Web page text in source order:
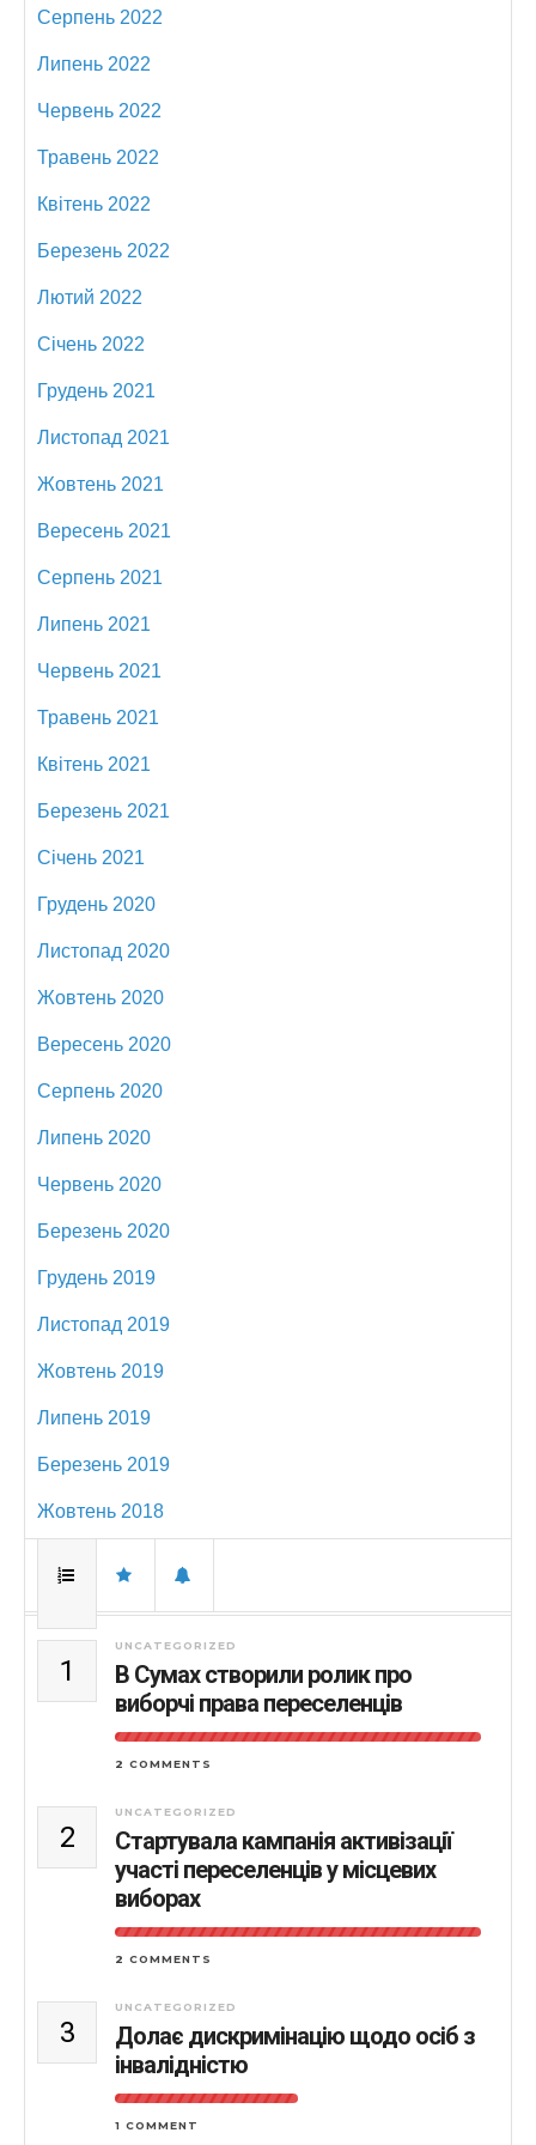
Серпень 2022
Липень 2022
Червень 2022
Травень 2022
Квітень 2022
Березень 2022
Лютий 2022
Січень 2022
Грудень 2021
Листопад 2021
Жовтень 2021
Вересень 2021
Серпень 2021
Липень 2021
Червень 2021
Травень 2021
Квітень 2021
Березень 2021
Січень 2021
Грудень 2020
Листопад 2020
Жовтень 2020
Вересень 2020
Серпень 2020
Липень 2020
Червень 2020
Березень 2020
Грудень 2019
Листопад 2019
Жовтень 2019
Липень 2019
Березень 2019
Жовтень 2018
1
UNCATEGORIZED
В Сумах створили ролик про
виборчі права переселенців
2 COMMENTS
2
UNCATEGORIZED
Стартувала кампанія активізації
участі переселенців у місцевих
виборах
2 COMMENTS
3
UNCATEGORIZED
Долає дискримінацію щодо осіб з
інвалідністю
1 COMMENT